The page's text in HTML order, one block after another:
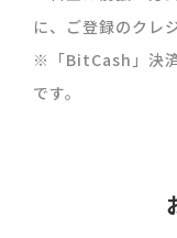
に、ご登録のクレ
※「BitCash」決
です。